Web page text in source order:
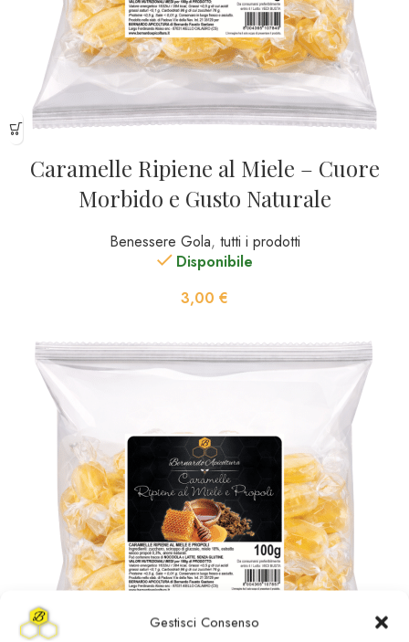
Gestisci Consenso
Caramelle Ripiene al Miele – Cuore
Morbido e Gusto Naturale
Benessere Gola, tutti i prodotti
Disponibile
3,00 €